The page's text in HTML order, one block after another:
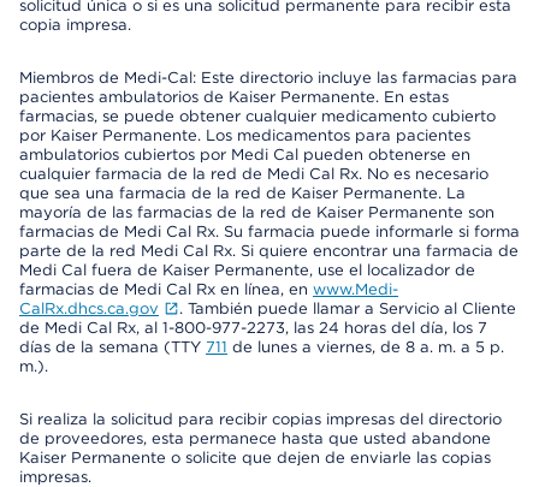
solicitud única o si es una solicitud permanente para recibir esta
copia impresa.
Miembros de Medi-Cal: Este directorio incluye las farmacias para
pacientes ambulatorios de Kaiser Permanente. En estas
farmacias, se puede obtener cualquier medicamento cubierto
por Kaiser Permanente. Los medicamentos para pacientes
ambulatorios cubiertos por Medi Cal pueden obtenerse en
cualquier farmacia de la red de Medi Cal Rx. No es necesario
que sea una farmacia de la red de Kaiser Permanente. La
mayoría de las farmacias de la red de Kaiser Permanente son
farmacias de Medi Cal Rx. Su farmacia puede informarle si forma
parte de la red Medi Cal Rx. Si quiere encontrar una farmacia de
Medi Cal fuera de Kaiser Permanente, use el localizador de
farmacias de Medi Cal Rx en línea, en www.Medi-
CalRx.dhcs.ca.gov
. También puede llamar a Servicio al Cliente
de Medi Cal Rx, al 1-800-977-2273, las 24 horas del día, los 7
días de la semana (TTY 711 de lunes a viernes, de 8 a. m. a 5 p.
m.).
Si realiza la solicitud para recibir copias impresas del directorio
de proveedores, esta permanece hasta que usted abandone
Kaiser Permanente o solicite que dejen de enviarle las copias
impresas.